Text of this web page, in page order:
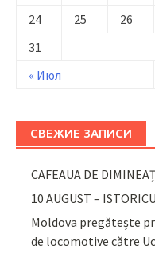
« Июл
24
25 26
31
СВЕЖИЕ ЗАПИСИ
CAFEAUA DE
10 AUGUST –
Moldova pregătește
de locomotive către